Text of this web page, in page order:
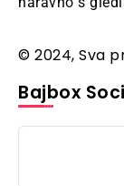
© 2024, Sva
Bajbox